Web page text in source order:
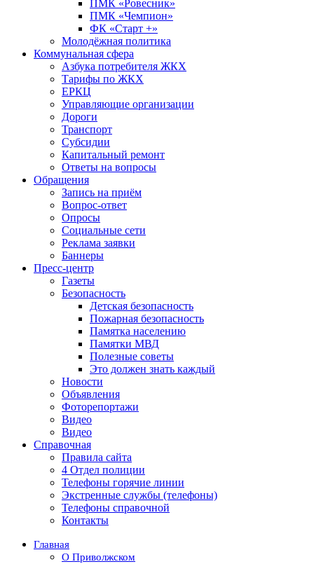
ПМК «Ровесник»
ПМК «Чемпион»
ФК «Старт +»
Молодёжная политика
Коммунальная сфера
Азбука потребителя ЖКХ
Тарифы по ЖКХ
ЕРКЦ
Управляющие организации
Дороги
Транспорт
Субсидии
Капитальный ремонт
Ответы на вопросы
Обращения
Запись на приём
Вопрос-ответ
Опросы
Социальные сети
Реклама заявки
Баннеры
Пресс-центр
Газеты
Безопасность
Детская безопасность
Пожарная безопасность
Памятка населению
Памятки МВД
Полезные советы
Это должен знать каждый
Новости
Объявления
Фоторепортажи
Видео
Видео
Справочная
Правила сайта
4 Отдел полиции
Телефоны горячие линии
Экстренные службы (телефоны)
Телефоны справочной
Контакты
Главная
О Приволжском